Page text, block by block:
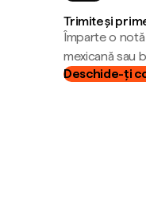
Trimite și
Împarte o
mexicană sau
Deschide-ți